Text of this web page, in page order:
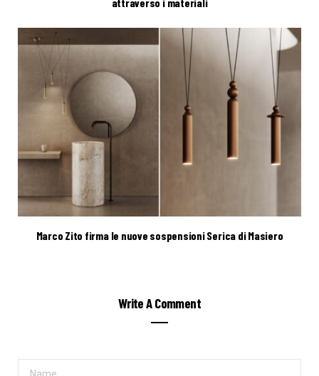
Marco Zito firma le nuove sospensioni Serica di Masiero
Write A Comment